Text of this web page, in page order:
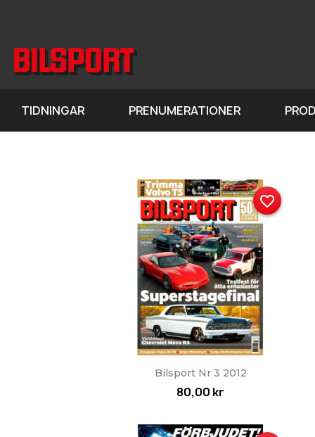
TIDNINGAR PRENUMERATIONER
Snabbvy
Bilsport Nr 3 2012
80,00 kr
favorite_border